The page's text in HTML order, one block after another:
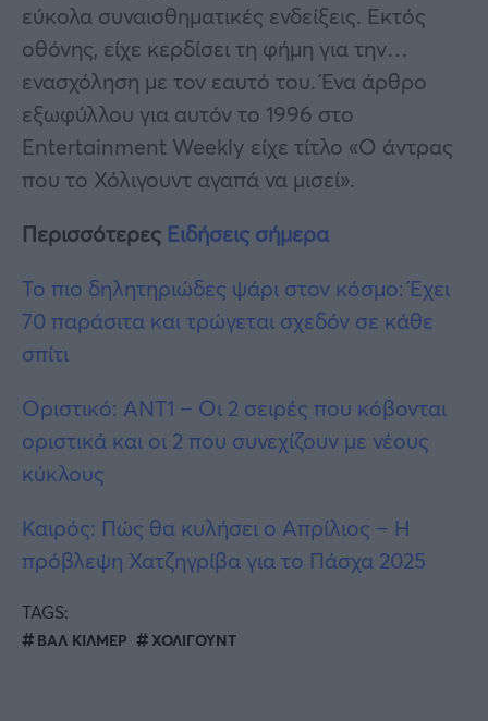
εύκολα συναισθηματικές ενδείξεις. Εκτός
οθόνης, είχε κερδίσει τη φήμη για την…
ενασχόληση με τον εαυτό του. Ένα άρθρο
εξωφύλλου για αυτόν το 1996 στο
Entertainment Weekly είχε τίτλο «Ο άντρας
που το Χόλιγουντ αγαπά να μισεί».
Περισσότερες Ειδήσεις σήμερα
Το πιο δηλητηριώδες ψάρι στον κόσμο: Έχει
70 παράσιτα και τρώγεται σχεδόν σε κάθε
σπίτι
Οριστικό: ΑΝΤ1 – Οι 2 σειρές που κόβονται
οριστικά και οι 2 που συνεχίζουν με νέους
κύκλους
Καιρός: Πώς θα κυλήσει ο Απρίλιος – Η
πρόβλεψη Χατζηγρίβα για το Πάσχα 2025
TAGS:
ΒΑΛ ΚΙΛΜΕΡ ΧΟΛΙΓΟΥΝΤ